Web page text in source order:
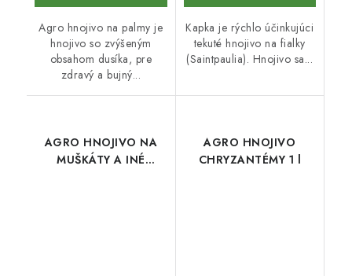
Agro hnojivo na palmy je
hnojivo so zvýšeným
obsahom dusíka, pre
zdravý a bujný...
Kapka je rýchlo účinkujúci
tekuté hnojivo na fialky
(Saintpaulia). Hnojivo sa...
AGRO HNOJIVO NA
MUŠKÁTY A INÉ
AGRO HNOJIVO
CHRYZANTÉMY 1 l